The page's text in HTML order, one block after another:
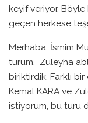
keyif veriyor.
geçen herkese
Merhaba. İsmim
turum. Züleyha
biriktirdik. Farklı
Kemal KARA ve
istiyorum, bu turu